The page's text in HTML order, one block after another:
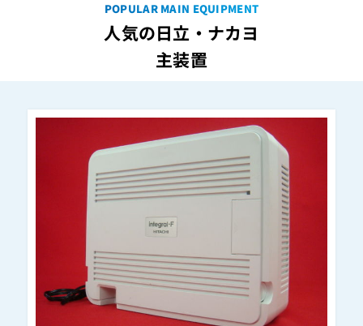
ET-24SJ-TELSD
ET-24Vi 電話機 CL
ET-24Vi 電話機 PF
ET-24Vi 電話機 PF-N
ET-24Vi 電話機 SD
ET-24Vi 電話機 SD-N
ET-24Xi-SDB
ET-24Xi-SDW
POPULAR MAIN EQUIPMENT
人気の日立・ナカヨ
主装置